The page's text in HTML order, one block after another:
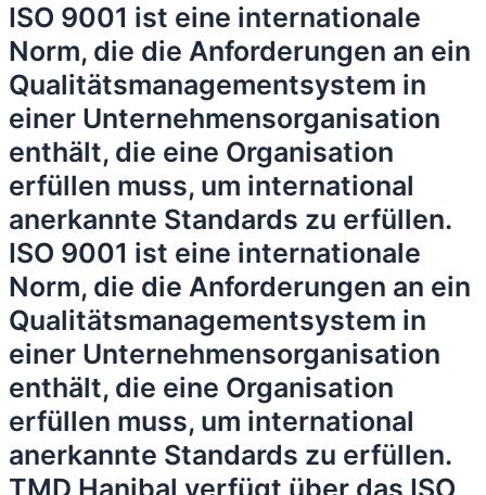
ISO 9001 ist eine internationale
Norm, die die Anforderungen an ein
Qualitätsmanagementsystem in
einer Unternehmensorganisation
enthält, die eine Organisation
erfüllen muss, um international
anerkannte Standards zu erfüllen.
ISO 9001 ist eine internationale
Norm, die die Anforderungen an ein
Qualitätsmanagementsystem in
einer Unternehmensorganisation
enthält, die eine Organisation
erfüllen muss, um international
anerkannte Standards zu erfüllen.